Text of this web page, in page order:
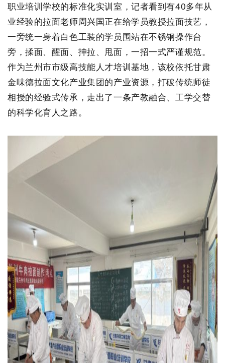
职业培训学校的标准化实训室，记者看到有40多年从
业经验的拉面老师周兴国正在给学员教授拉面技艺，
一旁统一身着白色工装的学员围站在不锈钢操作台
旁，揉面、醒面、抻拉、甩面，一招一式严谨规范。
作为兰州市市级高技能人才培训基地，该校依托甘肃
金味德拉面文化产业集团的产业资源，打破传统师徒
相授的经验式传承，走出了一条产教融合、工学交替
的科学化育人之路。